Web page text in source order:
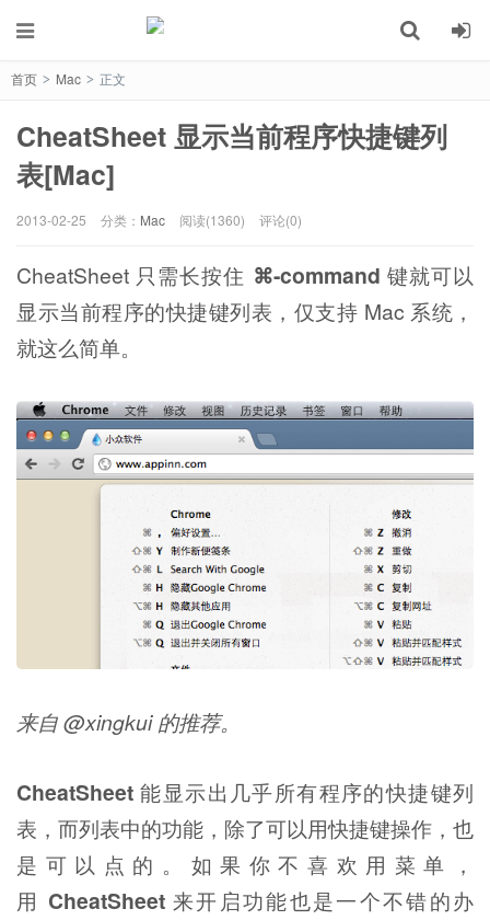
首页 > Mac > 正文
CheatSheet 显示当前程序快捷键列
表[Mac]
2013-02-25 分类： Mac 阅读(1360) 评论(0)
CheatSheet 只需长按住 ⌘-command 键就可以
显示当前程序的快捷键列表，仅支持 Mac 系统，
就这么简单。
来自 @xingkui 的推荐。
CheatSheet 能显示出几乎所有程序的快捷键列
表，而列表中的功能，除了可以用快捷键操作，也
是可以点的。如果你不喜欢用菜单，
用 CheatSheet来开启功能也是一个不错的办